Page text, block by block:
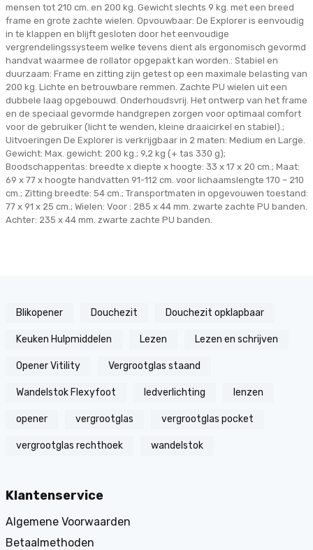
mensen tot 210 cm. en 200 kg. Gewicht slechts 9 kg. met een breed
frame en grote zachte wielen. Opvouwbaar: De Explorer is eenvoudig
in te klappen en blijft gesloten door het eenvoudige
vergrendelingssysteem welke tevens dient als ergonomisch gevormd
handvat waarmee de rollator opgepakt kan worden.: Stabiel en
duurzaam: Frame en zitting zijn getest op een maximale belasting van
200 kg. Lichte en betrouwbare remmen. Zachte PU wielen uit een
dubbele laag opgebouwd. Onderhoudsvrij. Het ontwerp van het frame
en de speciaal gevormde handgrepen zorgen voor optimaal comfort
voor de gebruiker (licht te wenden, kleine draaicirkel en stabiel).;
Uitvoeringen De Explorer is verkrijgbaar in 2 maten: Medium en Large.
Gewicht: Max. gewicht: 200 kg.; 9,2 kg (+ tas 330 g);
Boodschappentas: breedte x diepte x hoogte: 33 x 17 x 20 cm.; Maat:
69 x 77 x hoogte handvatten 91-112 cm. voor lichaamslengte 170 – 210
cm.; Zitting breedte: 54 cm.; Transportmaten in opgevouwen toestand:
77 x 91 x 25 cm.; Wielen: Voor : 285 x 44 mm. zwarte zachte PU banden.
Achter: 235 x 44 mm. zwarte zachte PU banden.
Blikopener Douchezit Douchezit opklapbaar
Keuken Hulpmiddelen Lezen Lezen en schrijven
Opener Vitility Vergrootglas staand
Wandelstok Flexyfoot ledverlichting lenzen
opener vergrootglas vergrootglas pocket
vergrootglas rechthoek wandelstok
Klantenservice
Algemene Voorwaarden
Betaalmethoden